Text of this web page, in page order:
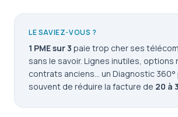
LE SAVIEZ-VOUS ?
1 PME sur 3 paie trop cher ses
sans le savoir. Lignes inutiles, options
contrats anciens... un Diagnostic
souvent de réduire la facture de 20 à